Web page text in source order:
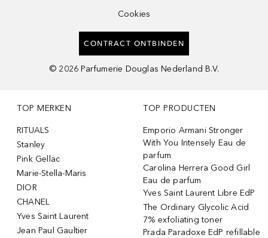
Cookies
CONTRACT ONTBINDEN
© 2026 Parfumerie Douglas Nederland B.V.
TOP MERKEN
RITUALS
Stanley
Pink Gellac
Marie-Stella-Maris
DIOR
CHANEL
Yves Saint Laurent
Jean Paul Gaultier
TOP PRODUCTEN
Emporio Armani Stronger
With You Intensely Eau de
parfum
Carolina Herrera Good Girl
Eau de parfum
Yves Saint Laurent Libre EdP
The Ordinary Glycolic Acid
7% exfoliating toner
Prada Paradoxe EdP refillable